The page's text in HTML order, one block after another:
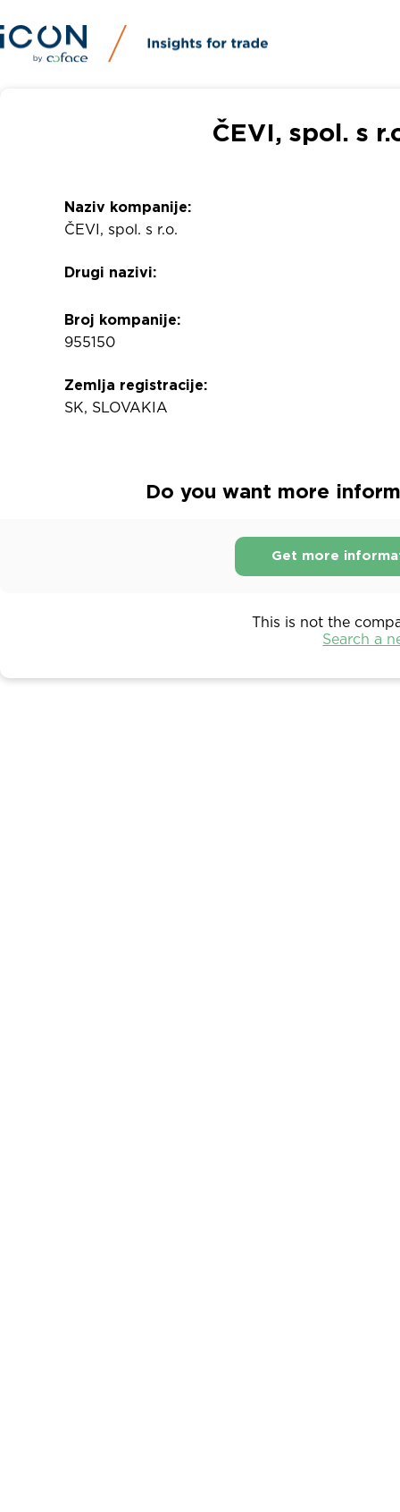
ČEVI, spol. s
Naziv kompanije:
ČEVI, spol. s r.o.
Drugi nazivi:
Broj kompanije:
955150
Zemlja registracije:
SK, SLOVAKIA
Do you want more
Get more
This is not the
Search a